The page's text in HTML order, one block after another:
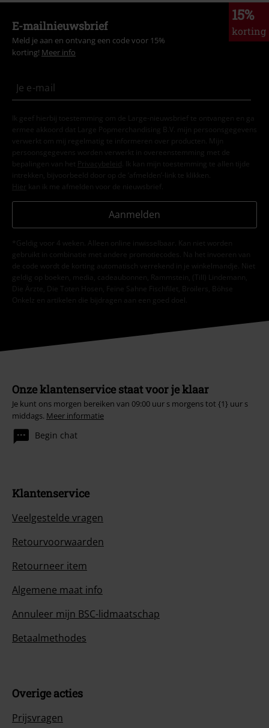
15%
korting
E-mailnieuwsbrief
Meld je aan en ontvang een code voor 15%
korting! Meer info
Ik geef hierbij toestemming om de Large-nieuwsbrief te ontvangen en ga
ermee akkoord dat Large Popmerchandising B.V. mijn persoonsgegevens
verwerkt om mij regelmatig te informeren over producten. Mijn
persoonsgegevens worden verwerkt in overeenstemming met de
bepalingen van het
Privacybeleid . Ik kan mijn toestemming te allen tijde
intrekken, bijvoorbeeld door op de ‘afmelden’-link te klikken.
Hier kan ik me afmelden voor de nieuwsbrief.
Aanmelden
*Geldig voor 4 weken. Alleen online inwisselbaar. Kan niet worden
gebruikt in combinatie met andere promotiecodes. Na het invoeren van
de code wordt de korting automatisch verrekend in je winkelmandje. Niet
geldig op boeken, media, cadeaubonnen, Rammstein, (Till) Lindemann,
Die Ärzte, Die Toten Hosen, Feine Sahne Fischfilet, Broilers, Böhse
Onkelz en artikelen die bijdragen aan een goed doel.
Onze klantenservice staat voor je klaar
Je kunt ons morgen bereiken van 09:00 uur s morgens tot {1} uur s
middags. Meer informatie
Begin chat
Klantenservice
Veelgestelde vragen
Retourvoorwaarden
Retourneer item
Algemene maat info
Annuleer mijn BSC-lidmaatschap
Betaalmethodes
Overige acties
Prijsvragen